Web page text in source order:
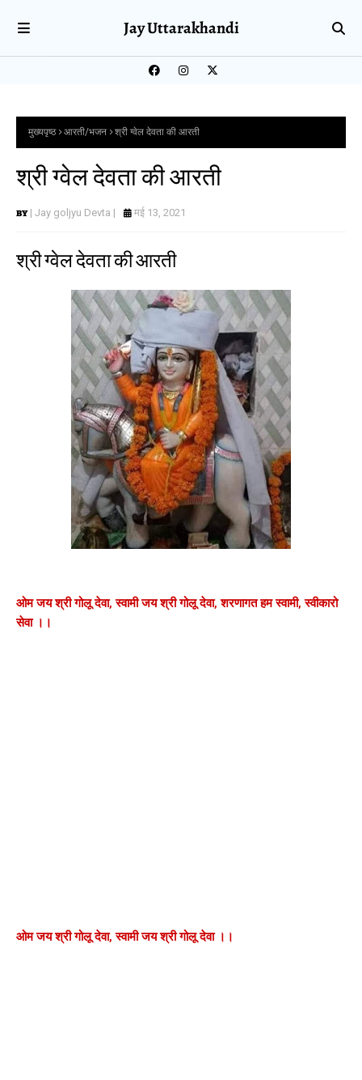
Jay Uttarakhandi
मुख्यपृष्ठ आरती/भजन श्री ग्वेल देवता की आरती
श्री ग्वेल देवता की आरती
| Jay goljyu Devta | मई 13, 2021
श्री ग्वेल देवता की आरती
ओम जय श्री गोलू देवा, स्वामी जय श्री गोलू देवा, शरणागत हम स्वामी, स्वीकारो
सेवा ।।
ओम जय श्री गोलू देवा, स्वामी जय श्री गोलू देवा ।।